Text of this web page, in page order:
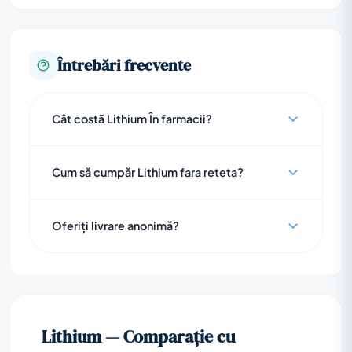
Întrebări frecvente
Cât costã Lithium În farmacii?
Cum să cumpăr Lithium fara reteta?
Oferiți livrare anonimă?
Lithium — Comparație cu